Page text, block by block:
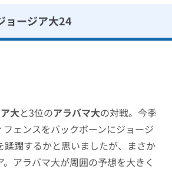
ョージア大24
大と3位のアラバマ大の対戦。今季
ェンスをバックボーンにジョージ
蹂躙するかと思いましたが、まさか
。アラバマ大が周囲の予想を大きく